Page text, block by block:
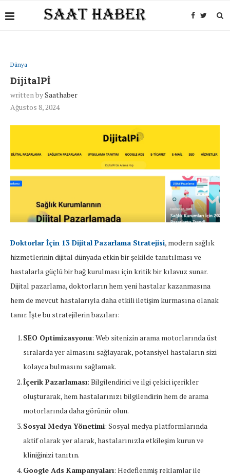
Dünya
DijitalPİ
written bySaathaber
Ağustos 8, 2024
Doktorlar İçin 13 Dijital Pazarlama Stratejisi, modern sağlık
hizmetlerinin dijital dünyada etkin bir şekilde tanıtılması ve
hastalarla güçlü bir bağ kurulması için kritik bir kılavuz sunar.
Dijital pazarlama, doktorların hem yeni hastalar kazanmasına
hem de mevcut hastalarıyla daha etkili iletişim kurmasına olanak
tanır. İşte bu stratejilerin bazıları:
SEO Optimizasyonu: Web sitenizin arama motorlarında üst
sıralarda yer almasını sağlayarak, potansiyel hastaların sizi
kolayca bulmasını sağlamak.
İçerik Pazarlaması: Bilgilendirici ve ilgi çekici içerikler
oluşturarak, hem hastalarınızı bilgilendirin hem de arama
motorlarında daha görünür olun.
Sosyal Medya Yönetimi: Sosyal medya platformlarında
aktif olarak yer alarak, hastalarınızla etkileşim kurun ve
kliniğinizi tanıtın.
Google Ads Kampanyaları: Hedeflenmiş reklamlar ile